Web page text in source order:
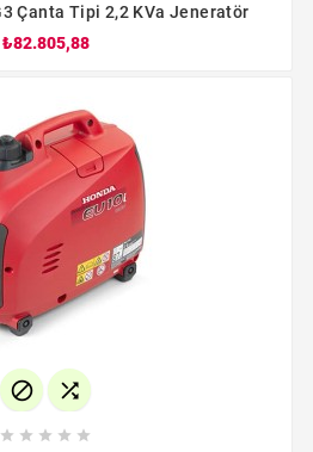
Çanta Tipi 2,2 KVa Jeneratör
₺82.805,88
 
    